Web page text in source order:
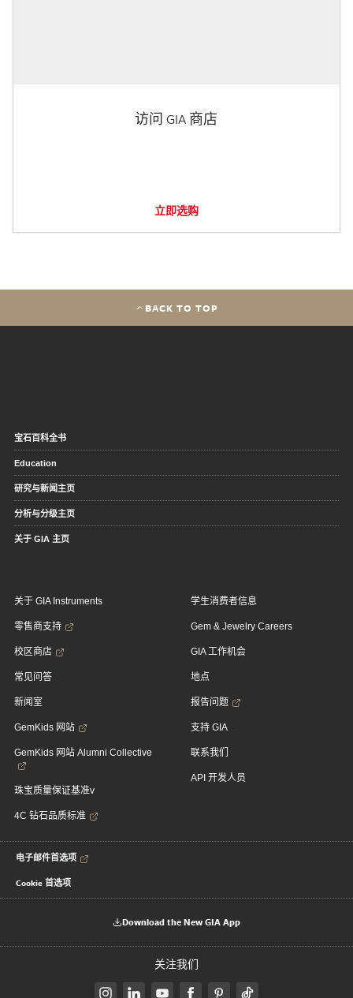
访问 GIA 商店
立即选购
BACK TO TOP
宝石百科全书
Education
研究与新闻主页
分析与分级主页
关于 GIA 主页
关于 GIA Instruments
零售商支持
校区商店
常见问答
新闻室
GemKids 网站
GemKids 网站 Alumni Collective
珠宝质量保证基准v
4C 钻石品质标准
学生消费者信息
Gem & Jewelry Careers
GIA 工作机会
地点
报告问题
支持 GIA
联系我们
API 开发人员
电子邮件首选项
Cookie 首选项
Download the New GIA App
关注我们